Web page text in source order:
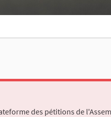
des pétitions de